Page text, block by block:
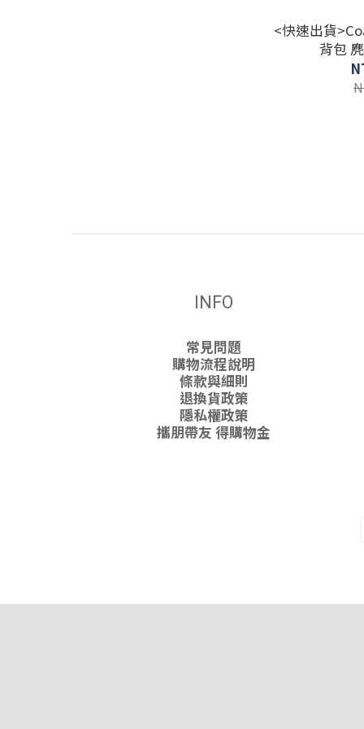
<快速出貨
背包
INFO
常見問題
購物流程說明
條款與細則
退換貨政策
隱私權政策
攜朋帶友 得購物金